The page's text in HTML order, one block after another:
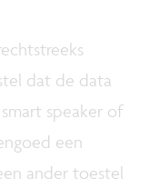
dat de data
speaker of
een
ander toestel